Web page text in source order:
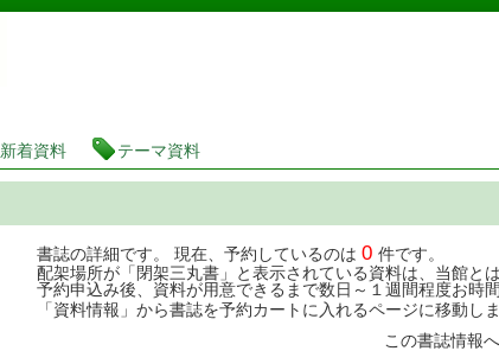
茨城県立図書館 蔵書検索・予約システム
新着資料 テーマ資料
書誌の詳細です。 現在、予約しているのは 0 件です。
配架場所が「閉架三丸書」と表示されている資料は、当館と
予約申込み後、資料が用意できるまで数日～１週間程度お時
「資料情報」から書誌を予約カートに入れるページに移動しま
この書誌情報